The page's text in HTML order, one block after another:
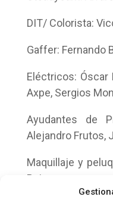
DIT/ Colorista:
Gaffer: Fernando
Eléctricos: Óscar
Axpe, Sergios
Ayudantes de
Alejandro Frutos,
Maquillaje y
Ruiz.